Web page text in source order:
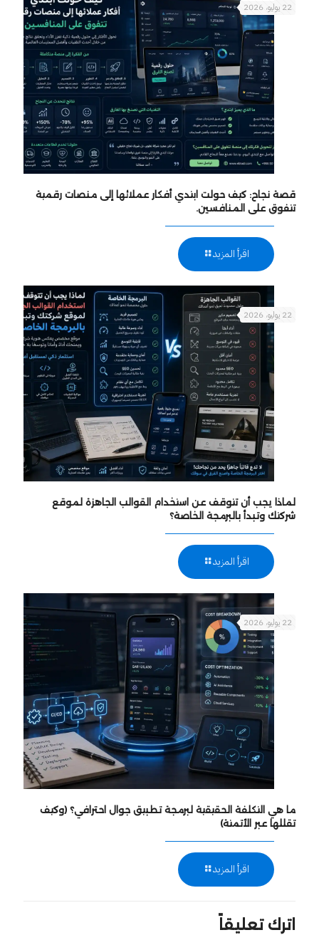
22 يوليو، 2026
قصة نجاح: كيف حولت ابتدي أفكار عملائها إلى منصات رقمية
تتفوق على المنافسين.
اقرأ المزيد
22 يوليو، 2026
لماذا يجب أن تتوقف عن استخدام القوالب الجاهزة لموقع
شركتك وتبدأ بالبرمجة الخاصة؟
اقرأ المزيد
22 يوليو، 2026
ما هي التكلفة الحقيقية لبرمجة تطبيق جوال احترافي؟ (وكيف
تقللها عبر الأتمتة)
اقرأ المزيد
اترك تعليقاً